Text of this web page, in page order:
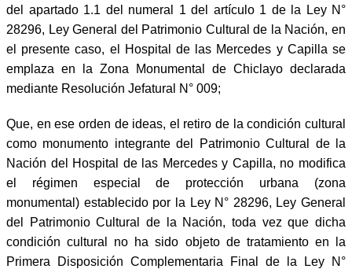
del apartado 1.1 del numeral 1 del artículo 1 de la Ley N°
28296, Ley General del Patrimonio Cultural de la Nación, en
el presente caso, el Hospital de las Mercedes y Capilla se
emplaza en la Zona Monumental de Chiclayo declarada
mediante Resolución Jefatural N° 009;
Que, en ese orden de ideas, el retiro de la condición cultural
como monumento integrante del Patrimonio Cultural de la
Nación del Hospital de las Mercedes y Capilla, no modifica
el régimen especial de protección urbana (zona
monumental) establecido por la Ley N° 28296, Ley General
del Patrimonio Cultural de la Nación, toda vez que dicha
condición cultural no ha sido objeto de tratamiento en la
Primera Disposición Complementaria Final de la Ley N°